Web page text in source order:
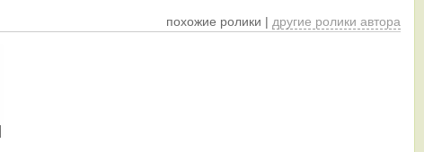
похожие ролики | другие ролики автора